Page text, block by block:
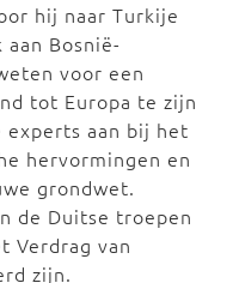
hij naar Turkije
Bosnië-
voor een
tot Europa te zijn
experts aan bij het
hervormingen en
grondwet.
de Duitse troepen
Verdrag van
zijn.